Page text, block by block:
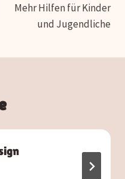
Mehr Hilfen für Kinder
und Jugendliche